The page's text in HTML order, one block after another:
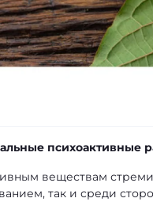
психоактивные
веществам
так и среди